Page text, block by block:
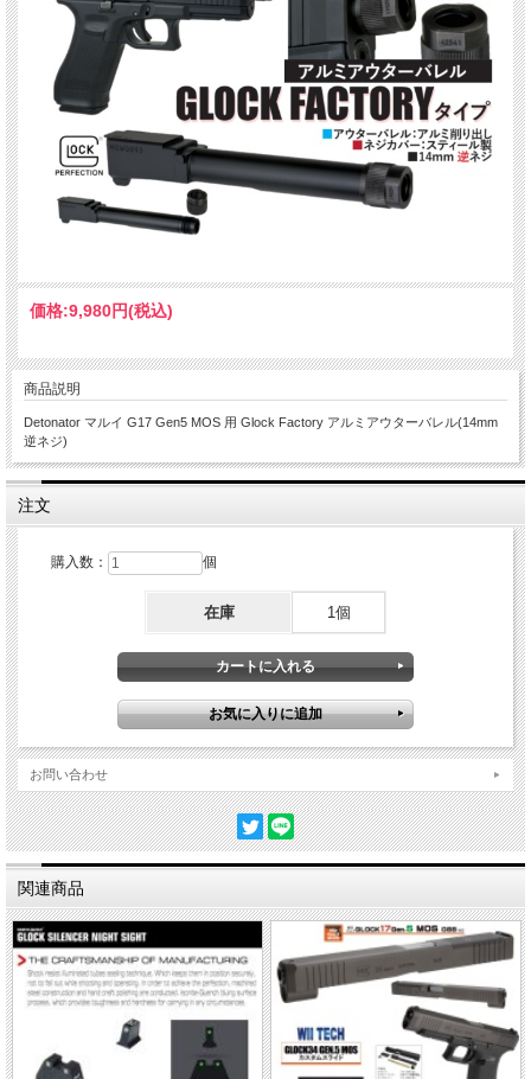
価格:9,980円(税込)
商品説明
Detonator マルイ G17 Gen5 MOS 用 Glock Factory アルミアウターバレル(14mm
逆ネジ)
注文
購入数： 個
在庫 1個
お問い合わせ
関連商品